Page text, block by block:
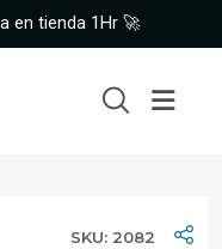
en tienda 1Hr 🚀
SKU: 2082